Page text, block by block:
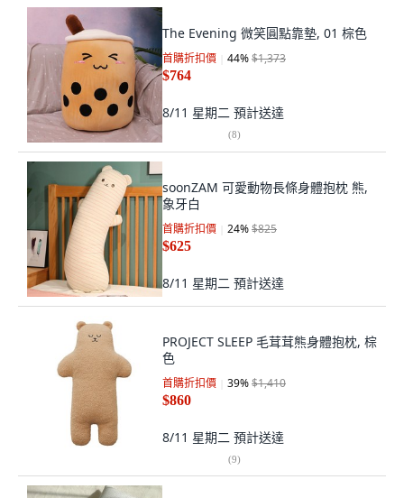
The Evening 微笑圓點靠墊, 01 棕色
首購折扣價 44%$1,373
$764
8/11 星期二 預計送達
(8)
soonZAM 可愛動物長條身體抱枕 熊,
象牙白
首購折扣價 24%$825
$625
8/11 星期二 預計送達
PROJECT SLEEP 毛茸茸熊身體抱枕, 棕
色
首購折扣價 39%$1,410
$860
8/11 星期二 預計送達
(9)